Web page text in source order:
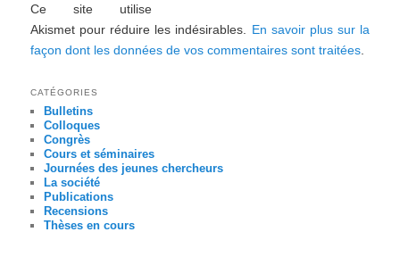
Ce site utilise
Akismet pour réduire les indésirables. En savoir plus sur la
façon dont les données de vos commentaires sont traitées
CATÉGORIES
Bulletins
Colloques
Congrès
Cours et séminaires
Journées des jeunes chercheurs
La société
Publications
Recensions
Thèses en cours